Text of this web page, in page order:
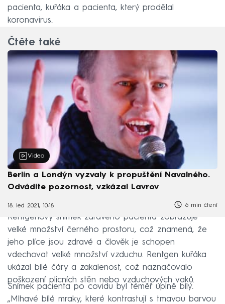
pacienta, kuřáka a pacienta, který prodělal
koronavirus.
Čtěte také
Video
Berlín a Londýn vyzvaly k propuštění Navalného.
Odvádíte pozornost, vzkázal Lavrov
18. led 2021, 10:18 6 min čtení
Rentgenový snímek zdravého pacienta zobrazuje
velké množství černého prostoru, což znamená, že
jeho plíce jsou zdravé a člověk je schopen
vdechovat velké množství vzduchu. Rentgen kuřáka
ukázal bílé čáry a zakalenost, což naznačovalo
poškození plicních stěn nebo vzduchových vaků.
Snímek pacienta po covidu byl téměř úplně bílý.
„Mlhavé bílé mraky, které kontrastují s tmavou barvou